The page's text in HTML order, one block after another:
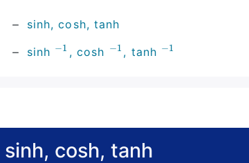
sinh, cosh, tanh
sinh −1
−1 , cosh −1
−1 , tanh −1
−1
sinh, cosh, tanh